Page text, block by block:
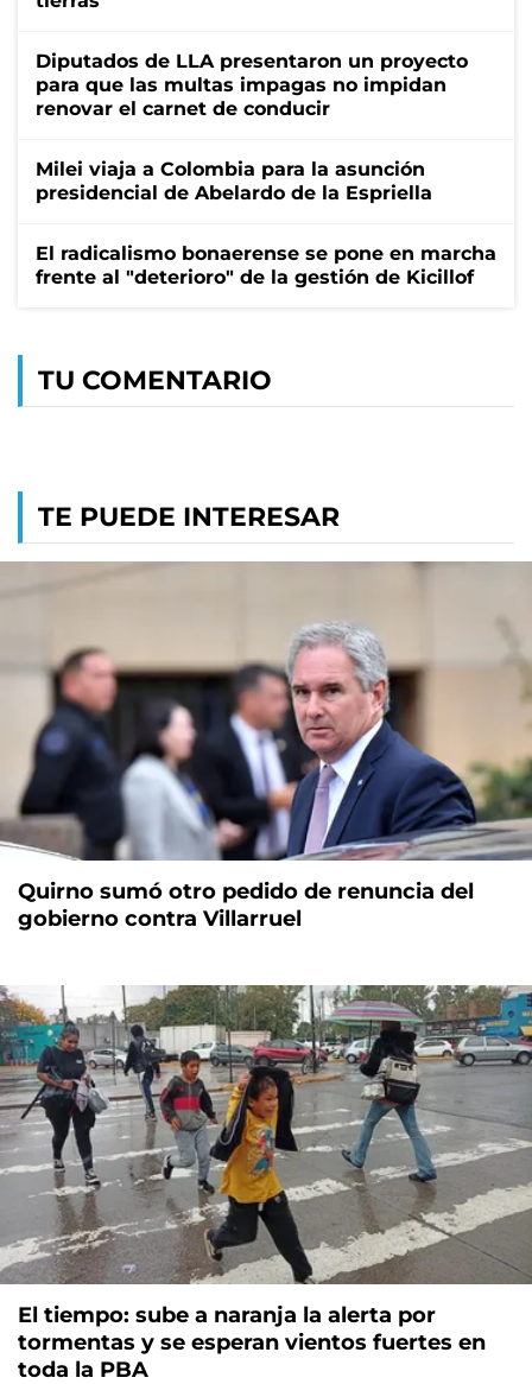
Diputados de LLA presentaron un proyecto
para que las multas impagas no impidan
renovar el carnet de conducir
Milei viaja a Colombia para la asunción
presidencial de Abelardo de la Espriella
El radicalismo bonaerense se pone en marcha
frente al "deterioro" de la gestión de Kicillof
TU COMENTARIO
TE PUEDE INTERESAR
Quirno sumó otro pedido de renuncia del
gobierno contra Villarruel
El tiempo: sube a naranja la alerta por
tormentas y se esperan vientos fuertes en
toda la PBA